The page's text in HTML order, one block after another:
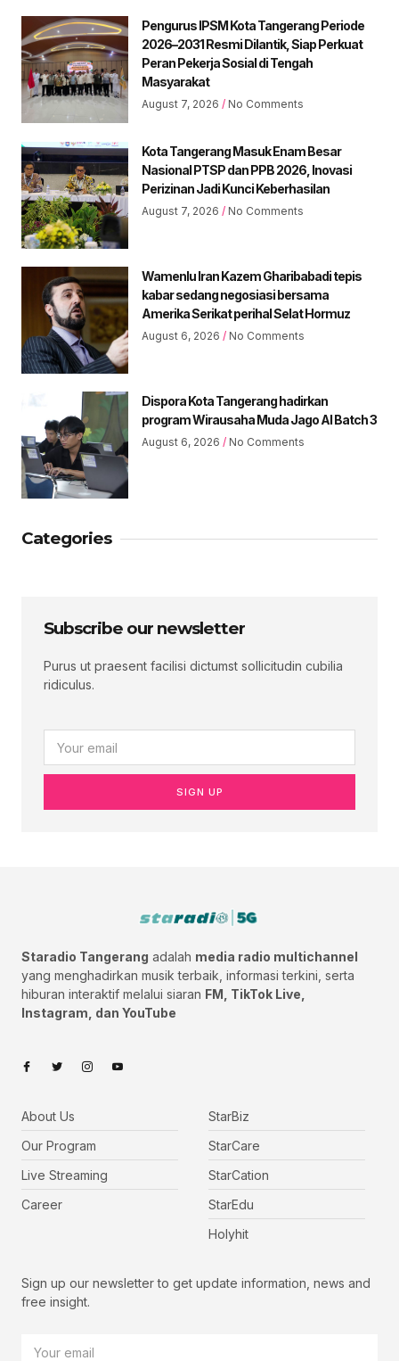
Pengurus IPSM Kota Tangerang Periode
2026–2031 Resmi Dilantik, Siap Perkuat
Peran Pekerja Sosial di Tengah
Masyarakat
August 7, 2026 No Comments
Kota Tangerang Masuk Enam Besar
Nasional PTSP dan PPB 2026, Inovasi
Perizinan Jadi Kunci Keberhasilan
August 7, 2026 No Comments
Wamenlu Iran Kazem Gharibabadi tepis
kabar sedang negosiasi bersama
Amerika Serikat perihal Selat Hormuz
August 6, 2026 No Comments
Dispora Kota Tangerang hadirkan
program Wirausaha Muda Jago AI Batch 3
August 6, 2026 No Comments
Categories
Subscribe our newsletter
Purus ut praesent facilisi dictumst sollicitudin cubilia
ridiculus.
SIGN UP
Staradio Tangerang adalah media radio multichannel
yang menghadirkan musik terbaik, informasi terkini, serta
hiburan interaktif melalui siaran FM, TikTok Live,
Instagram, dan YouTube
About Us
Our Program
Live Streaming
Career
StarBiz
StarCare
StarCation
StarEdu
Holyhit
Sign up our newsletter to get update information, news and
free insight.